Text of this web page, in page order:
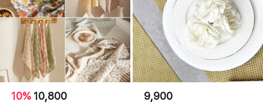
10% 10,800 9,900